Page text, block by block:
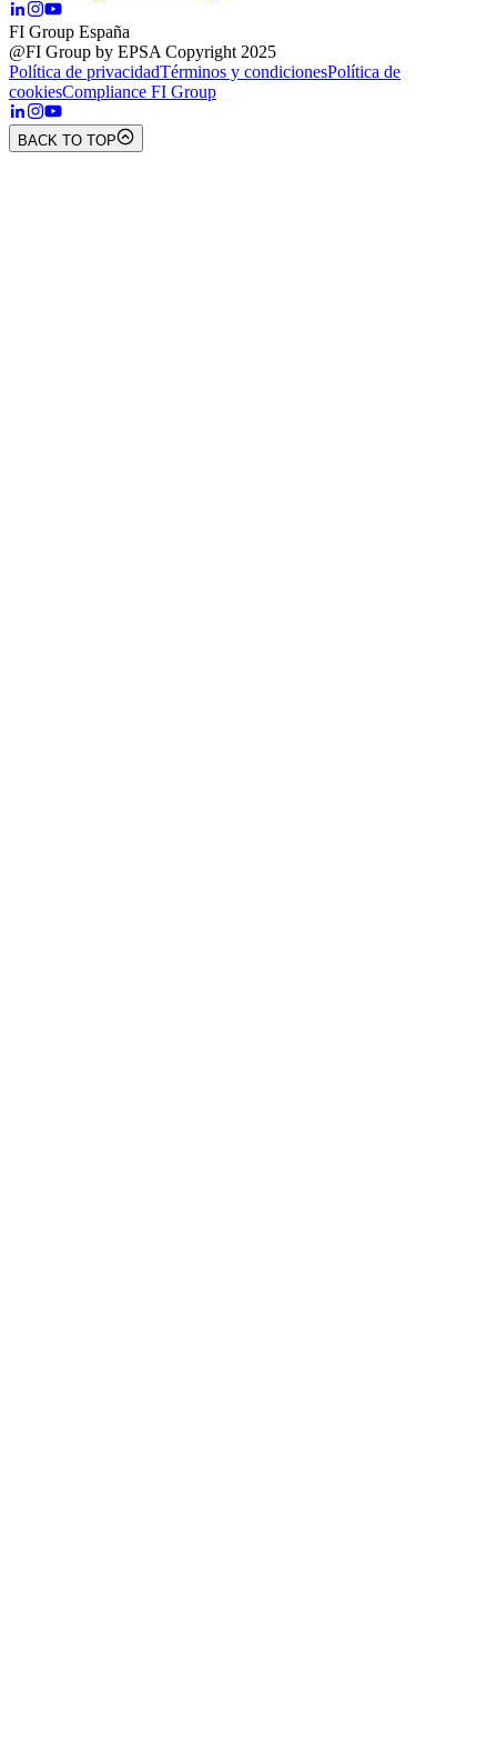
FI Group España
@FI Group by EPSA Copyright 2025
Política de privacidadTérminos y condicionesPolítica de
cookiesCompliance FI Group
BACK TO TOP